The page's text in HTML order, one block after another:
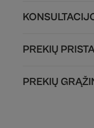
PREKIŲ
PREKIŲ